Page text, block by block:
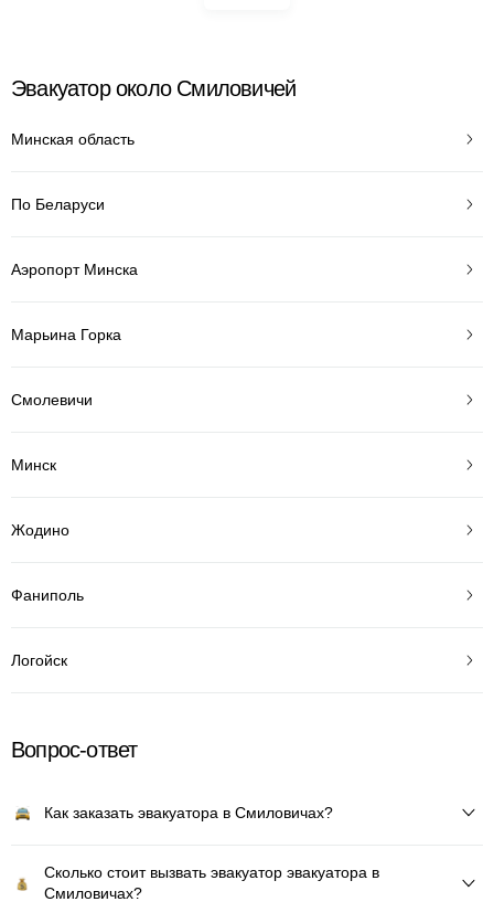
Эвакуатор около Смиловичей
Минская область
По Беларуси
Аэропорт Минска
Марьина Горка
Смолевичи
Минск
Жодино
Фаниполь
Логойск
Вопрос-ответ
Как заказать эвакуатора в Смиловичах?
Сколько стоит вызвать эвакуатор эвакуатора в
Смиловичах?